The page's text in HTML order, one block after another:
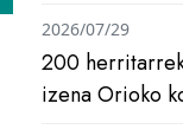
200
izena Orioko
2026/07/29